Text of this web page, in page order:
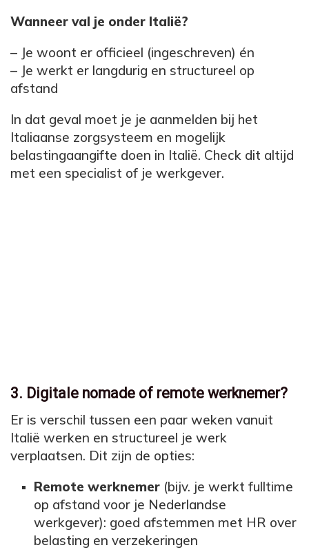
Wanneer val je onder Italië?
– Je woont er officieel (ingeschreven) én
– Je werkt er langdurig en structureel op
afstand
In dat geval moet je je aanmelden bij het
Italiaanse zorgsysteem en mogelijk
belastingaangifte doen in Italië. Check dit altijd
met een specialist of je werkgever.
3. Digitale nomade of remote werknemer?
Er is verschil tussen een paar weken vanuit
Italië werken en structureel je werk
verplaatsen. Dit zijn de opties:
Remote werknemer (bijv. je werkt fulltime
op afstand voor je Nederlandse
werkgever): goed afstemmen met HR over
belasting en verzekeringen